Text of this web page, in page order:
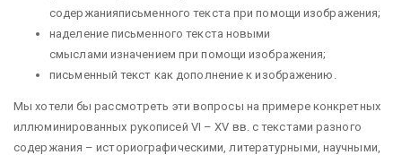
содержанияписьменного текста при помощи изображения;
наделение письменного текста новыми
смыслами изначением при помощи изображения;
письменный текст как дополнение к изображению.
Мы хотели бы рассмотреть эти вопросы на примере конкретных
иллюминированных рукописей VI – XV вв. с текстами разного
содержания – историографическими, литературными, научными,